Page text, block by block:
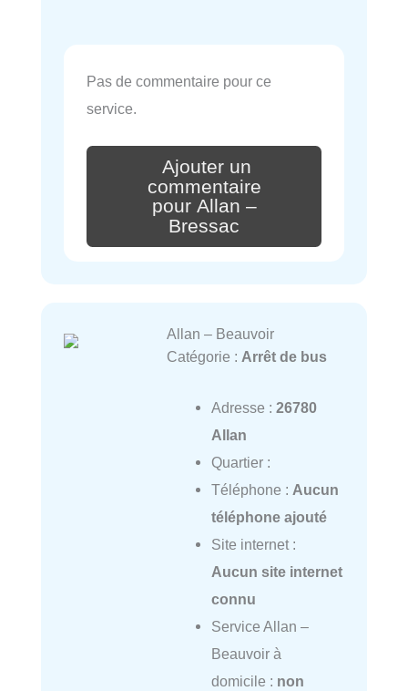
Pas de commentaire pour ce
service.
Ajouter un
commentaire
pour Allan –
Bressac
Allan – Beauvoir
Catégorie : Arrêt de bus
Adresse : 26780
Allan
Quartier :
Téléphone : Aucun
téléphone ajouté
Site internet :
Aucun site internet
connu
Service Allan –
Beauvoir à
domicile : non